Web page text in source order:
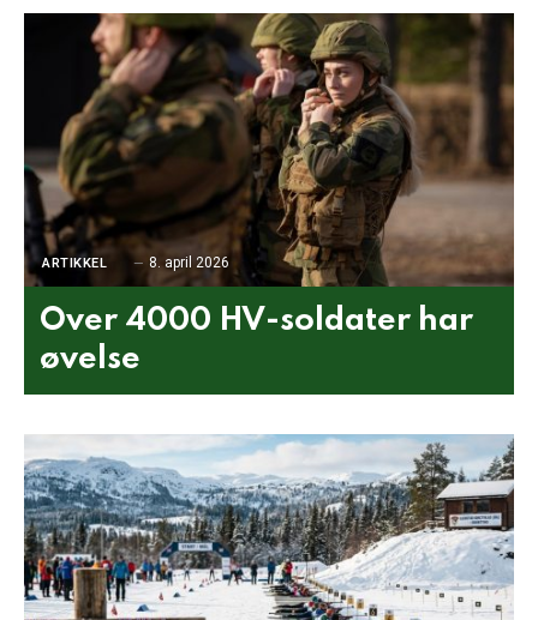
ARTIKKEL 8. april 2026
Over 4000 HV-soldater har
øvelse